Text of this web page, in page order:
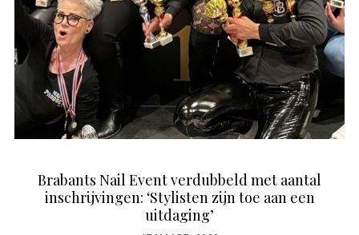
Brabants Nail Event verdubbeld met aantal
inschrijvingen: ‘Stylisten zijn toe aan een
uitdaging’